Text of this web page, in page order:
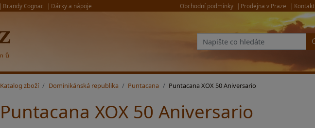
Brandy Cognac Dárky a nápoje Obchodní podmínky Prodejna v Praze Kontakt
Katalog zboží Dominikánská republika Puntacana Puntacana XOX 50 Aniversario
Puntacana XOX 50 Aniversario